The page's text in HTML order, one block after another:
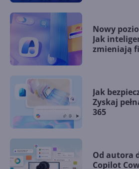
Nowy
Jak
zmieniają
Jak
Zyskaj
365
Od autora
Copilot